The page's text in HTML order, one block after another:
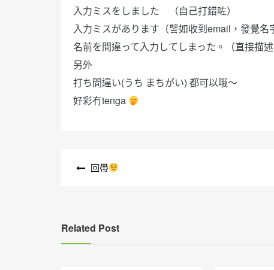
入力ミスをしました （自己打錯咗）
入力ミスがあります（譬如收到email，發覺名
名前を間違って入力してしまった。（直接描述
另外
打ち間違い(うち まちがい) 都可以哦～
好彩冇tenga
回帶
Related Post